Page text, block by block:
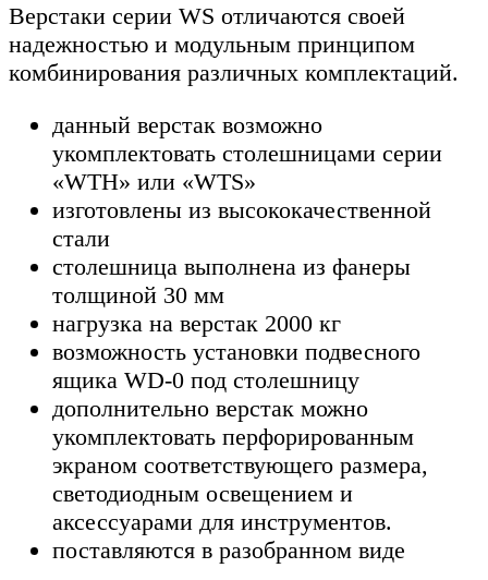
Верстаки серии WS отличаются своей
надежностью и модульным принципом
комбинирования различных комплектаций.
данный верстак возможно
укомплектовать столешницами серии
«WTH» или «WTS»
изготовлены из высококачественной
стали
столешница выполнена из фанеры
толщиной 30 мм
нагрузка на верстак 2000 кг
возможность установки подвесного
ящика WD-0 под столешницу
дополнительно верстак можно
укомплектовать перфорированным
экраном соответствующего размера,
светодиодным освещением и
аксессуарами для инструментов.
поставляются в разобранном виде